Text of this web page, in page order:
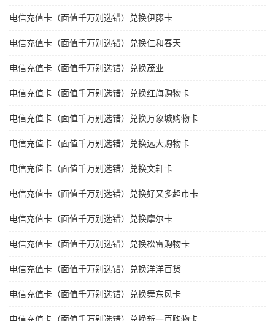
电信充值卡（面值千万别选错）兑换伊藤卡
电信充值卡（面值千万别选错）兑换仁和春天
电信充值卡（面值千万别选错）兑换茂业
电信充值卡（面值千万别选错）兑换红旗购物卡
电信充值卡（面值千万别选错）兑换万象城购物卡
电信充值卡（面值千万别选错）兑换远大购物卡
电信充值卡（面值千万别选错）兑换文轩卡
电信充值卡（面值千万别选错）兑换好又多超市卡
电信充值卡（面值千万别选错）兑换摩尔卡
电信充值卡（面值千万别选错）兑换松雷购物卡
电信充值卡（面值千万别选错）兑换洋洋百货
电信充值卡（面值千万别选错）兑换舞东风卡